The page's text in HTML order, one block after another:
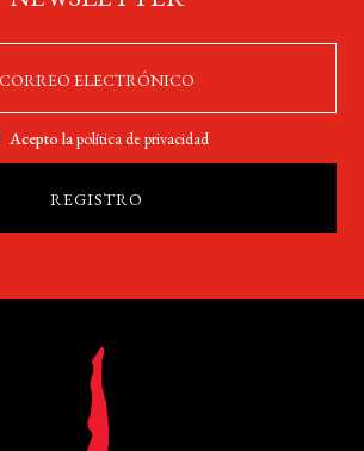
Acepto lapolítica de privacidad